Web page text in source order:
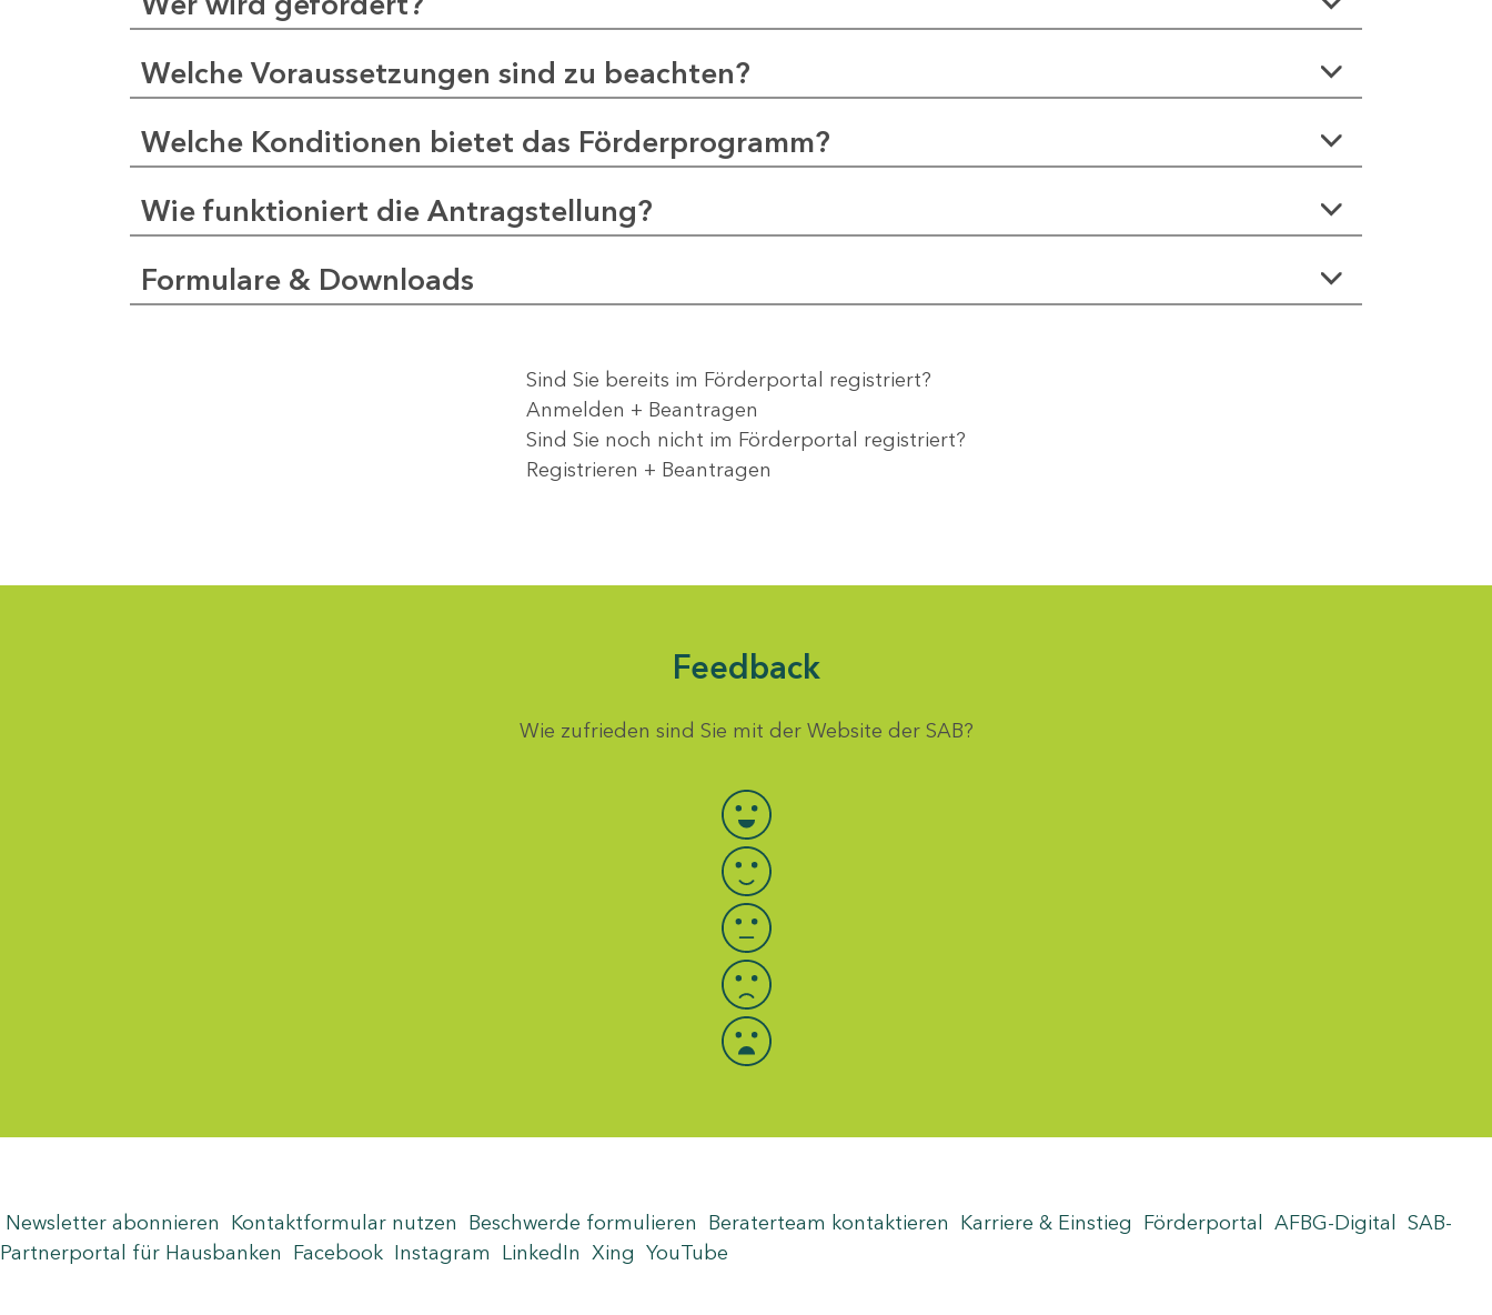
Welche Voraussetzungen sind zu beachten?
Welche Konditionen bietet das Förderprogramm?
Wie funktioniert die Antragstellung?
Formulare & Downloads
Sind Sie bereits im Förderportal registriert?
Anmelden + Beantragen
Sind Sie noch nicht im Förderportal registriert?
Registrieren + Beantragen
Feedback
Wie zufrieden sind Sie mit der Website der SAB?
Bewertung auswählen
Newsletter abonnieren Kontaktformular nutzen Beschwerde formulieren Beraterteam kontaktieren Karriere & Einstieg Förderportal AFBG-Digital
SAB-
Partnerportal für Hausbanken Facebook Instagram LinkedIn Xing YouTube